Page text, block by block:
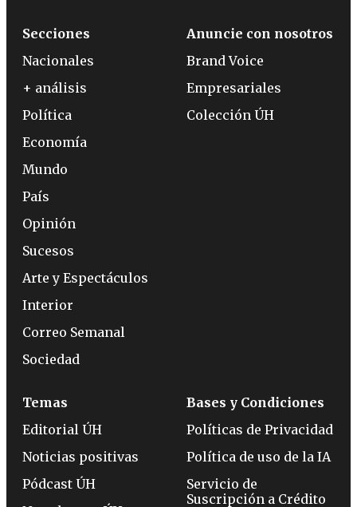
Secciones
Nacionales
+ análisis
Política
Economía
Mundo
País
Opinión
Sucesos
Arte y Espectáculos
Interior
Correo Semanal
Sociedad
Anuncie con nosotros
Brand Voice
Empresariales
Colección ÚH
Temas
Editorial ÚH
Noticias positivas
Pódcast ÚH
Bases y Condiciones
Políticas de Privacidad
Política de uso de la IA
Servicio de
Suscripción a Crédito